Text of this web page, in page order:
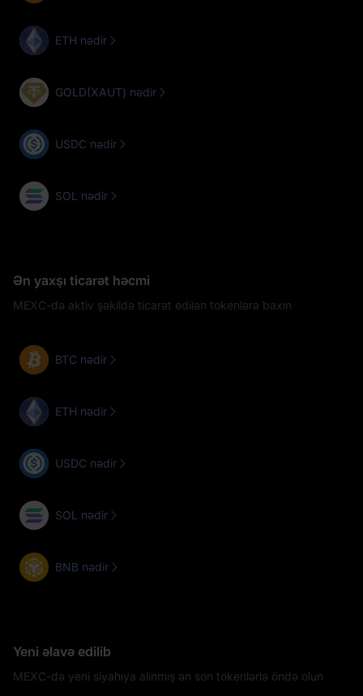
ETH nədir
GOLD(XAUT) nədir
USDC nədir
SOL nədir
Ən yaxşı ticarət həcmi
MEXC-də aktiv şəkildə ticarət edilən tokenlərə baxın
BTC nədir
ETH nədir
USDC nədir
SOL nədir
BNB nədir
Yeni əlavə edilib
MEXC-də yeni siyahıya alınmış ən son tokenlərlə öndə olun